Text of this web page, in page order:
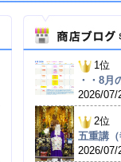
1位
・・8月
2026/07/
2位
五重講
2026/07/